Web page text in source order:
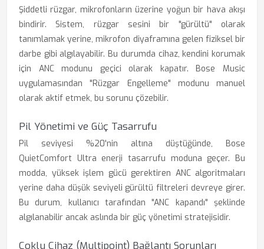
Şiddetli rüzgar, mikrofonların üzerine yoğun bir hava akışı
bindirir. Sistem, rüzgar sesini bir "gürültü" olarak
tanımlamak yerine, mikrofon diyaframına gelen fiziksel bir
darbe gibi algılayabilir. Bu durumda cihaz, kendini korumak
için ANC modunu geçici olarak kapatır. Bose Music
uygulamasından "Rüzgar Engelleme" modunu manuel
olarak aktif etmek, bu sorunu çözebilir.
Pil Yönetimi ve Güç Tasarrufu
Pil seviyesi %20'nin altına düştüğünde, Bose
QuietComfort Ultra enerji tasarrufu moduna geçer. Bu
modda, yüksek işlem gücü gerektiren ANC algoritmaları
yerine daha düşük seviyeli gürültü filtreleri devreye girer.
Bu durum, kullanıcı tarafından "ANC kapandı" şeklinde
algılanabilir ancak aslında bir güç yönetimi stratejisidir.
Çoklu Cihaz (Multipoint) Bağlantı Sorunları